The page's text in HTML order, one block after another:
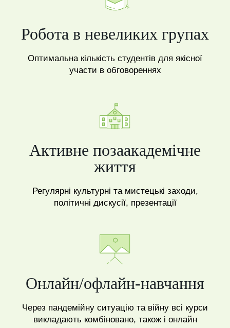
Робота в невеликих групах
Оптимальна кількість студентів для якісної
участи в обговореннях
Активне позаакадемічне
життя
Регулярні культурні та мистецькі заходи,
політичні дискусії, презентації
Онлайн/офлайн-навчання
Через пандемійну ситуацію та війну всі курси
викладають комбіновано, також і онлайн